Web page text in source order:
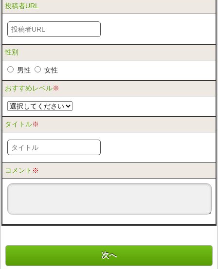
投稿者URL
性別
男性 女性
おすすめレベル※
タイトル※
コメント ※